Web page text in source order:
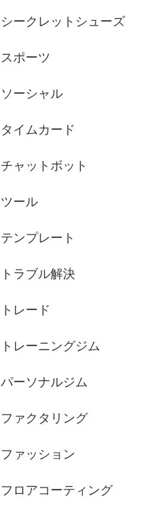
シークレットシューズ
スポーツ
ソーシャル
タイムカード
チャットボット
ツール
テンプレート
トラブル解決
トレード
トレーニングジム
パーソナルジム
ファクタリング
ファッション
フロアコーティング